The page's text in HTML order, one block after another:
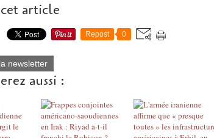
article
Repost 0
newsletter
aussi :